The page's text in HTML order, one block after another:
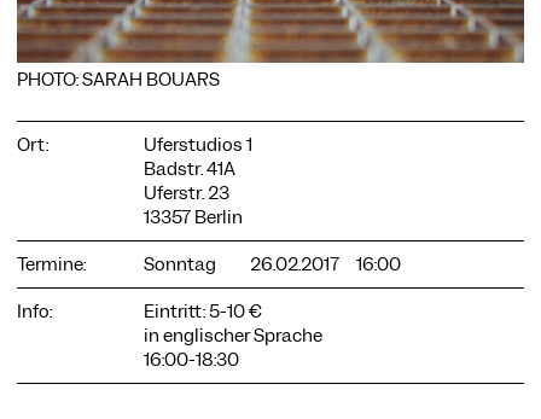
PHOTO: SARAH BOUARS
Ort:
Uferstudios 1
Badstr. 41A
Uferstr. 23
13357 Berlin
Termine:
Sonntag 26.02.2017
16:00
Info:
Eintritt: 5-10 €
in englischer Sprache
16:00-18:30
COOKIE-EINSTELLUNGEN
Wir verwenden Cookies und Inhalte externer Anbieter auf
unserer Website. Notwendige Cookies sind essenziell, damit
Sie die Website nutzen können. Andere Cookies helfen uns,
jederzeit widerrufen. Bitte besuchen Sie unsere
Datenschutzerklärung für weitere Informationen. Unten
können Sie auswählen, welche Technologien Sie zulassen
Notwendige Cookies
Statistiken
Nur notwendige Alle akzeptieren